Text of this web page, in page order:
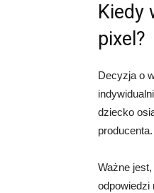
Kiedy
pixel?
Decyzja o
dziecko
producenta.
Ważne
odpowiedzi